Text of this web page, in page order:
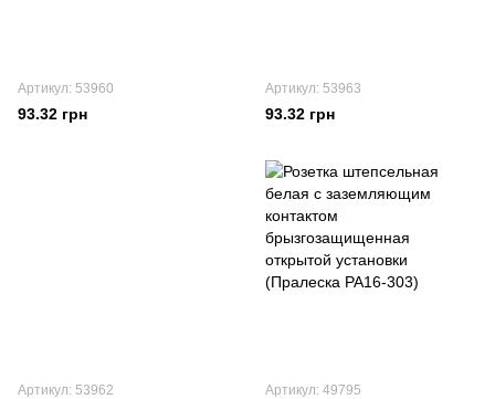
Артикул: 53960
93.32 грн
Артикул: 53963
93.32 грн
Артикул: 53962 Артикул: 49795